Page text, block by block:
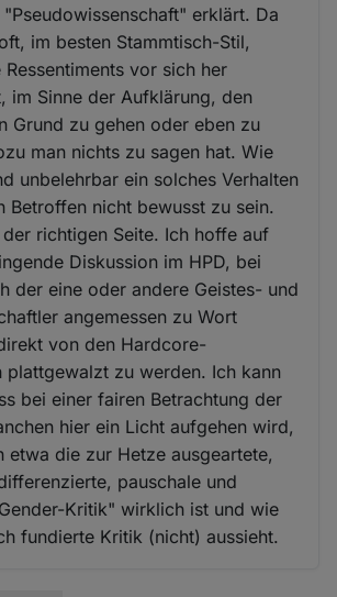
erklärt. Da
im besten Stammtisch-Stil,
vor sich her
im Sinne der Aufklärung, den
Grund zu gehen oder eben zu
man nichts zu sagen hat. Wie
unbelehrbar ein solches Verhalten
Betroffen nicht bewusst zu sein.
richtigen Seite. Ich hoffe auf
Diskussion im HPD, bei
der eine oder andere Geistes- und
angemessen zu Wort
von den Hardcore-
plattgewalzt zu werden. Ich kann
bei einer fairen Betrachtung der
hier ein Licht aufgehen wird,
etwa die zur Hetze ausgeartete,
pauschale und
Kritik" wirklich ist und wie
fundierte Kritik (nicht) aussieht.